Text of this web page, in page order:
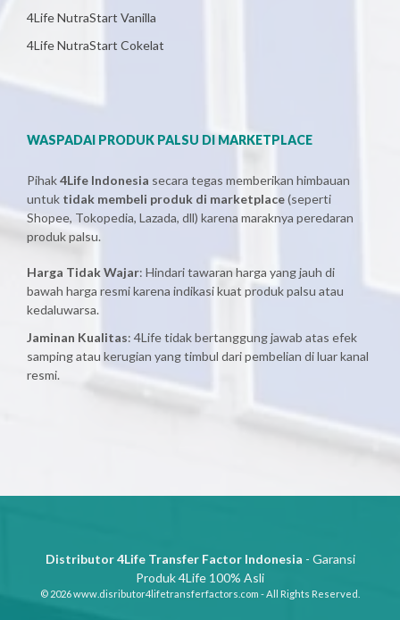
4Life NutraStart Vanilla
4Life NutraStart Cokelat
WASPADAI PRODUK PALSU DI MARKETPLACE
Pihak4Life Indonesia secara tegas memberikan himbauan
untuk tidak membeli produk di marketplace(seperti
Shopee, Tokopedia, Lazada, dll) karena maraknya peredaran
produk palsu.
Harga Tidak Wajar: Hindari tawaran harga yang jauh di
bawah harga resmi karena indikasi kuat produk palsu atau
kedaluwarsa.
Jaminan Kualitas: 4Life tidak bertanggung jawab atas efek
samping atau kerugian yang timbul dari pembelian di luar kanal
resmi.
Distributor 4Life Transfer Factor Indonesia - Garansi
Produk 4Life 100% Asli
© 2026 www.disributor4lifetransferfactors.com - All Rights Reserved.